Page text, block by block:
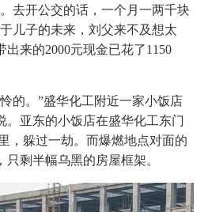
去开公交的话，一个月一两千块
儿子的未来，刘父来不及想太
来的2000元现金已花了1150
的。”盛华化工附近一家小饭店
。亚东的小饭店在盛华化工东门
，躲过一劫。而爆燃地点对面的
剩半幅乌黑的房屋框架。